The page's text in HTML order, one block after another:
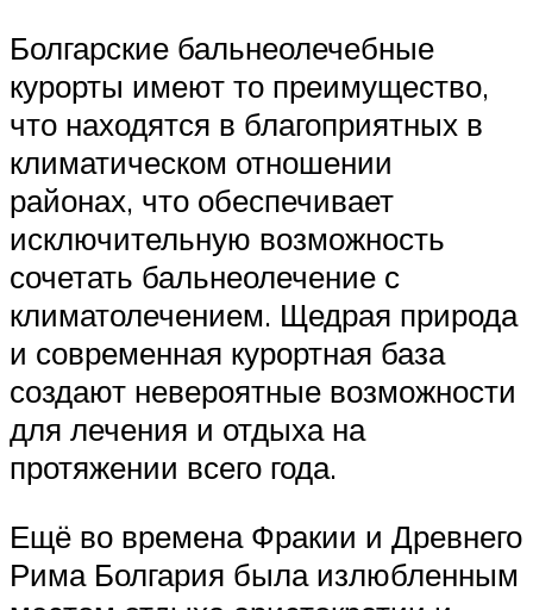
Болгарские бальнеолечебные
курорты имеют то преимущество,
что находятся в благоприятных в
климатическом отношении
районах, что обеспечивает
исключительную возможность
сочетать бальнеолечение с
климатолечением. Щедрая природа
и современная курортная база
создают невероятные возможности
для лечения и отдыха на
протяжении всего года.
Ещё во времена Фракии и Древнего
Рима Болгария была излюбленным